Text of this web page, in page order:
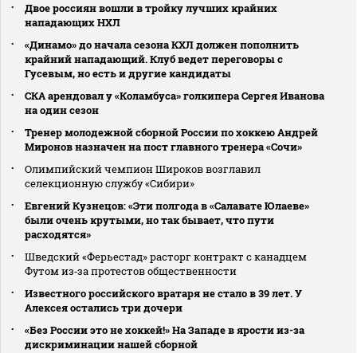
Двое россиян вошли в тройку лучших крайних
нападающих НХЛ
«Динамо» до начала сезона КХЛ должен пополнить
крайний нападающий. Клуб ведет переговоры с
Гусевым, но есть и другие кандидаты
СКА арендовал у «Коламбуса» голкипера Сергея Иванова
на один сезон
Тренер молодежной сборной России по хоккею Андрей
Миронов назначен на пост главного тренера «Сочи»
Олимпийский чемпион Широков возглавил
селекционную службу «Сибири»
Евгений Кузнецов: «Эти полгода в «Салавате Юлаеве»
были очень крутыми, но так бывает, что пути
расходятся»
Шведский «Ферьестад» расторг контракт с канадцем
Футом из‑за протестов общественности
Известного российского вратаря не стало в 39 лет. У
Алексея остались три дочери
«Без России это не хоккей!» На Западе в ярости из-за
дискриминации нашей сборной